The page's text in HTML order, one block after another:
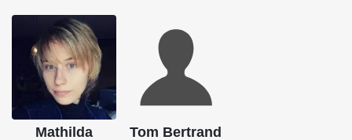
Mathilda Tom Bertrand